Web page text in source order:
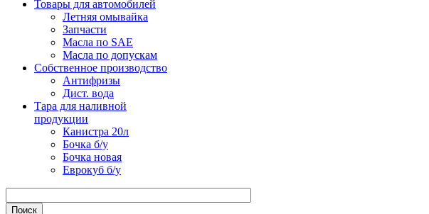
Товары для автомобилей
Летняя омывайка
Запчасти
Масла по SAE
Масла по допускам
Собственное производство
Антифризы
Дист. вода
Тара для наливной
продукции
Канистра 20л
Бочка б/у
Бочка новая
Еврокуб б/у